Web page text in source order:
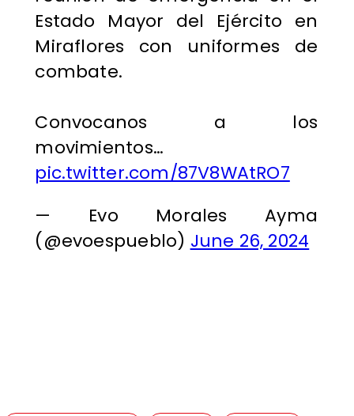
Estado Mayor del Ejército en
Miraflores con uniformes de
combate.
Convocanos a los
movimientos…
pic.twitter.com/87V8WAtRO7
— Evo Morales Ayma
(@evoespueblo) June 26, 2024